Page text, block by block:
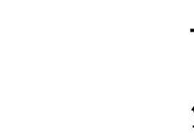
笔